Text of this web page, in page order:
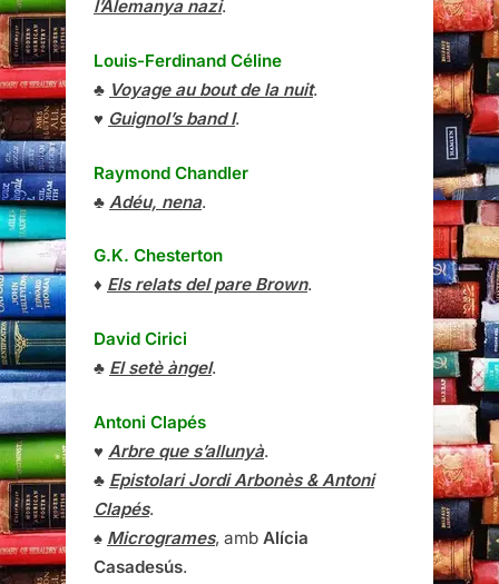
l’Alemanya nazi.
Louis-Ferdinand Céline
♣ Voyage au bout de la nuit.
♥ Guignol’s band I.
Raymond Chandler
♣ Adéu, nena.
G.K. Chesterton
♦ Els relats del pare Brown.
David Cirici
♣ El setè àngel.
Antoni Clapés
♥ Arbre que s’allunyà.
♣ Epistolari Jordi Arbonès & Antoni
Clapés.
♠ Microgrames, amb Alícia
Casadesús.